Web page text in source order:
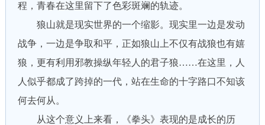
程，青春在这里留下了色彩斑斓的轨迹。
狼山就是现实世界的一个缩影。现实里一边是发动
战争，一边是争取和平，正如狼山上不仅有战狼也有嬉
狼，更有利用邪教操纵年轻人的君子狼……在这里，人
人似乎都成了跨掉的一代，站在生命的十字路口不知该
何去何从。
从这个意义上来看，《拳头》表现的是成长的历